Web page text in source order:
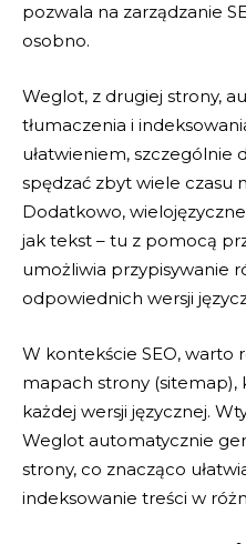
pozwala na zarządzanie
osobno.
Weglot, z drugiej strony,
tłumaczenia i
ułatwieniem, szczególnie
spędzać zbyt wiele czasu
Dodatkowo,
jak tekst – tu z pomocą
umożliwia przypisywanie
odpowiednich wersji
W kontekście SEO, warto
mapach strony (sitemap),
każdej wersji języcznej.
Weglot automatycznie
strony, co znacząco
indeksowanie treści w